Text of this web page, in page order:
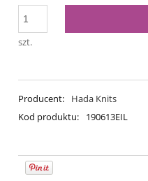
szt.
Producent:
Hada Knits
Kod produktu:
190613EIL